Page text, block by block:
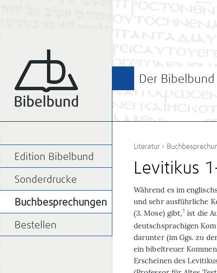
Der Bibelbund
Literatur ›
Levitikus
Während es im
und sehr ausführliche
(3. Mose) gibt,1 ist die
deutschsprachigen
darunter (im Ggs. zu
ein bibeltreuer
Erscheinen des
Edition Bibelbund
Sonderdrucke
Buchbesprechungen
Bestellen